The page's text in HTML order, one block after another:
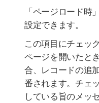
「ページロード時
設定できます。
この項目にチェッ
ページを開いたと
合、レコードの追
番されます。チェ
している旨のメッ